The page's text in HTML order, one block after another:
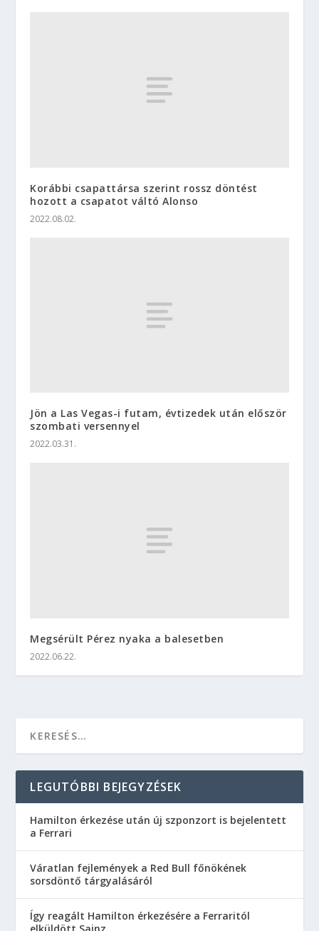
Korábbi csapattársa szerint rossz döntést
hozott a csapatot váltó Alonso
2022.08.02.
Jön a Las Vegas-i futam, évtizedek után először
szombati versennyel
2022.03.31.
Megsérült Pérez nyaka a balesetben
2022.06.22.
LEGUTÓBBI BEJEGYZÉSEK
Hamilton érkezése után új szponzort is bejelentett
a Ferrari
Váratlan fejlemények a Red Bull főnökének
sorsdöntő tárgyalásáról
Így reagált Hamilton érkezésére a Ferraritól